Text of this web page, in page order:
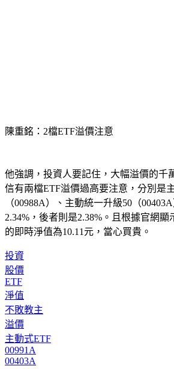
陳重銘：2檔ETF溢價注意
他強調，投資人要記住，大幅溢價的千
信有兩檔ETF溢價過高要注意，分別是
（00988A）、主動統一升級50（
2.34%，後者則是2.38%。且根據官網顯
的即時淨值為10.11元，當心買貴。
投資
股價
ETF
淨值
不敗教主
溢價
主動式ETF
00991A
00403A